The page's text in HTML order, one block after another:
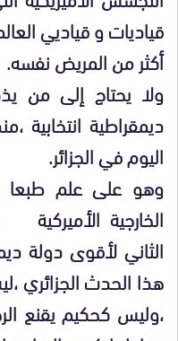
قياديات و قياديي
أكثر من المريض نفسه.
ولا يحتاج إلى من
ديمقراطية انتخابية
اليوم في الجزائر.
وهو على علم طبعا
الخارجية
الثاني لأقوى دولة
هذا الحدث الجزائري
،وليس كحكيم يقنع